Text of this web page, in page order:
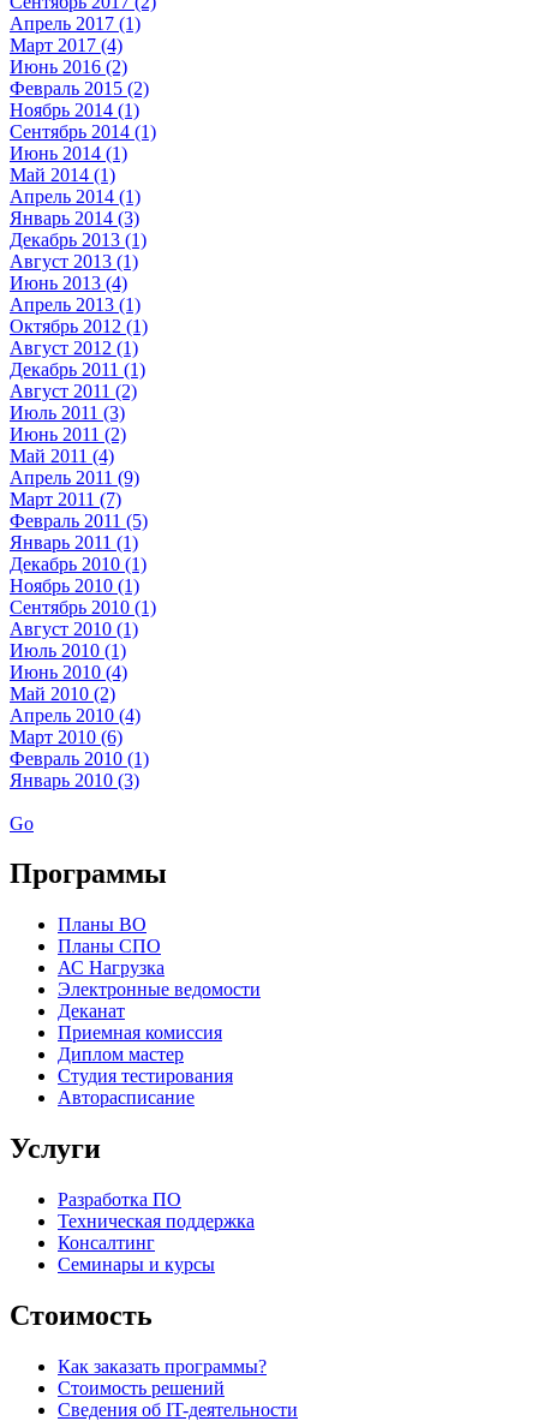
Апрель 2017 (1)
Март 2017 (4)
Июнь 2016 (2)
Февраль 2015 (2)
Ноябрь 2014 (1)
Сентябрь 2014 (1)
Июнь 2014 (1)
Май 2014 (1)
Апрель 2014 (1)
Январь 2014 (3)
Декабрь 2013 (1)
Август 2013 (1)
Июнь 2013 (4)
Апрель 2013 (1)
Октябрь 2012 (1)
Август 2012 (1)
Декабрь 2011 (1)
Август 2011 (2)
Июль 2011 (3)
Июнь 2011 (2)
Май 2011 (4)
Апрель 2011 (9)
Март 2011 (7)
Февраль 2011 (5)
Январь 2011 (1)
Декабрь 2010 (1)
Ноябрь 2010 (1)
Сентябрь 2010 (1)
Август 2010 (1)
Июль 2010 (1)
Июнь 2010 (4)
Май 2010 (2)
Апрель 2010 (4)
Март 2010 (6)
Февраль 2010 (1)
Январь 2010 (3)
Go
Программы
Планы ВО
Планы СПО
АС Нагрузка
Электронные ведомости
Деканат
Приемная комиссия
Диплом мастер
Студия тестирования
Авторасписание
Услуги
Разработка ПО
Техническая поддержка
Консалтинг
Семинары и курсы
Стоимость
Как заказать программы?
Стоимость решений
Сведения об IT-деятельности